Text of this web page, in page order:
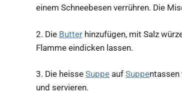
einem Schneebesen verrühren. Die
2. Die Butter hinzufügen, mit Salz
Flamme eindicken lassen.
3. Die heisse Suppe auf Suppentassen
und servieren.